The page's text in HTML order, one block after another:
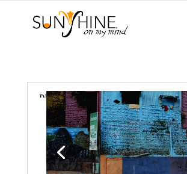
PRESET – ARTICOLO CON VIDEO
da laraadmin| Ott 12, 2020|Senza
Video
Player